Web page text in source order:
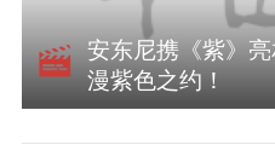
安东尼携《紫》
漫紫色之约！